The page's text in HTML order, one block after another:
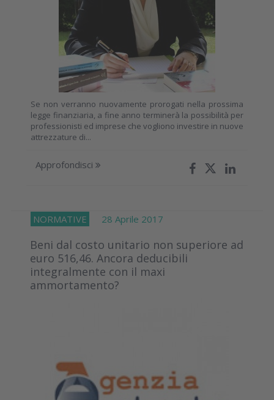
Se non verranno nuovamente prorogati nella prossima
legge finanziaria, a fine anno terminerà la possibilità per
professionisti ed imprese che vogliono investire in nuove
attrezzature di...
Approfondisci
NORMATIVE 28 Aprile 2017
Beni dal costo unitario non superiore ad
euro 516,46. Ancora deducibili
integralmente con il maxi
ammortamento?